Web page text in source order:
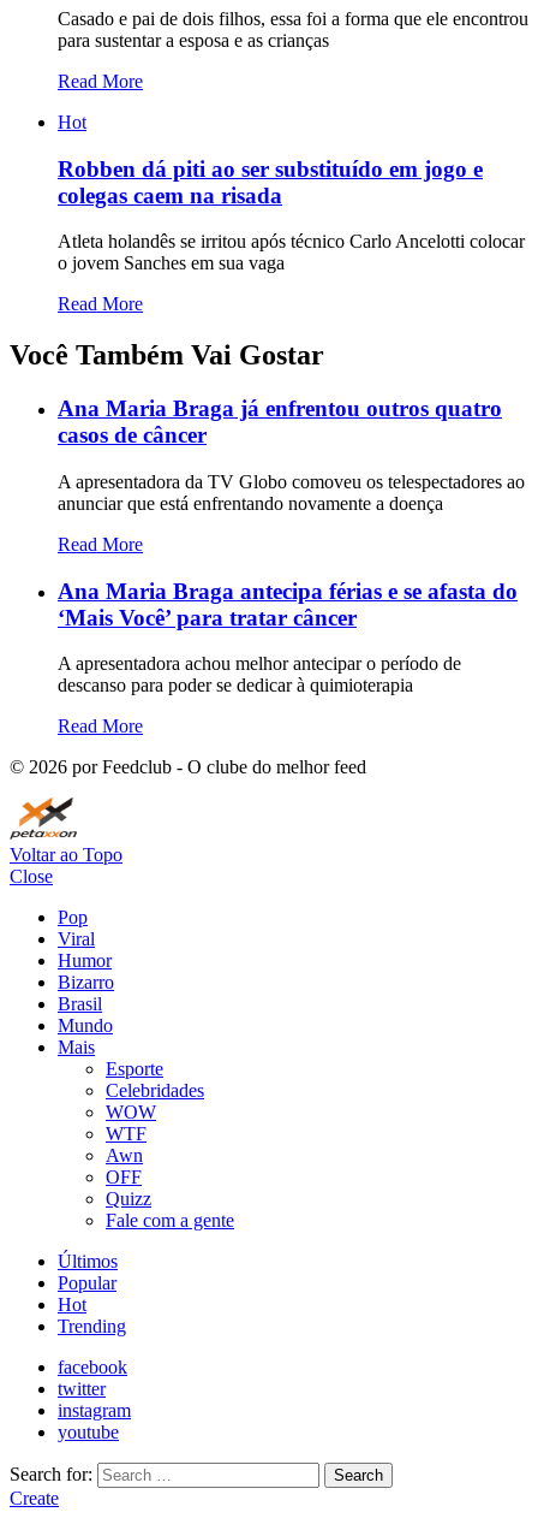
Casado e pai de dois filhos, essa foi a forma que ele encontrou
para sustentar a esposa e as crianças
Read More
Hot
Robben dá piti ao ser substituído em jogo e
colegas caem na risada
Atleta holandês se irritou após técnico Carlo Ancelotti colocar
o jovem Sanches em sua vaga
Read More
Você Também Vai Gostar
Ana Maria Braga já enfrentou outros quatro
casos de câncer
A apresentadora da TV Globo comoveu os telespectadores ao
anunciar que está enfrentando novamente a doença
Read More
Ana Maria Braga antecipa férias e se afasta do
‘Mais Você’ para tratar câncer
A apresentadora achou melhor antecipar o período de
descanso para poder se dedicar à quimioterapia
Read More
© 2026 por Feedclub - O clube do melhor feed
Voltar ao Topo
Close
Pop
Viral
Humor
Bizarro
Brasil
Mundo
Mais
Esporte
Celebridades
WOW
WTF
Awn
OFF
Quizz
Fale com a gente
Últimos
Popular
Hot
Trending
facebook
twitter
instagram
youtube
Search for: Search
Create